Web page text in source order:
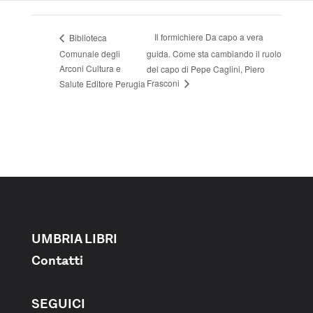
Biblioteca
Comunale degli
Arconi Cultura e
Salute Editore Perugia
Il formichiere Da capo a vera
guida. Come sta cambiando il ruolo
del capo di Pepe Caglini, Piero
Frasconi
UMBRIA LIBRI
Contatti
SEGUICI